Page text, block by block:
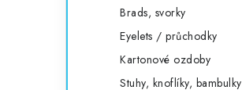
Brads, svorky
Eyelets / průchodky
Kartonové ozdoby
Stuhy, knoflíky, bambulky